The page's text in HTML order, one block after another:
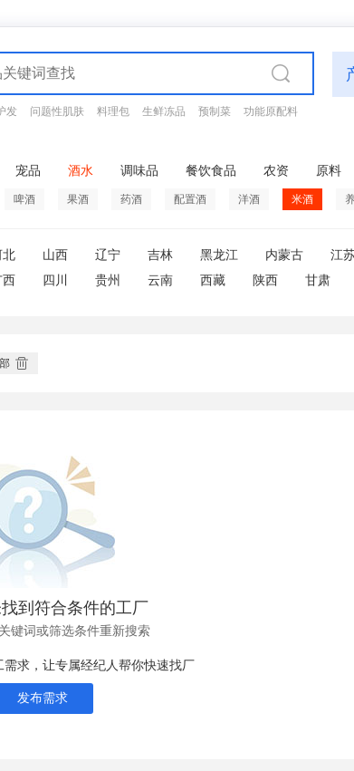
发 问题性肌肤 料理包 生鲜冻品 预制菜 功能原配料
宠品 酒水 调味品 餐饮食品 农资 原料
啤酒 果酒 药酒 配置酒 洋酒 米酒
北 山西 辽宁 吉林 黑龙江 内蒙古 江
西 四川 贵州 云南 西藏 陕西 甘肃
到符合条件的工厂
键词或筛选条件重新搜索
求，让专属经纪人帮你快速找厂
发布需求